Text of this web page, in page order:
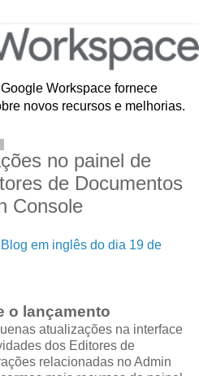
Workspace fornece
novos recursos e melhorias.
no painel de
de Documentos
Console
Blog em inglês do dia 19 de
o lançamento
atualizações na interface
dos Editores de
relacionadas no Admin